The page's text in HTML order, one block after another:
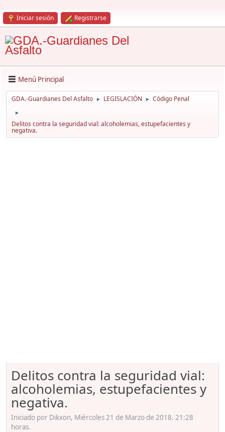
Iniciar sesión Registrarse
Menú Principal
GDA.-Guardianes Del Asfalto ► LEGISLACIÓN ► Código Penal
►
Delitos contra la seguridad vial: alcoholemias, estupefacientes y
negativa.
Delitos contra la seguridad vial:
alcoholemias, estupefacientes y
negativa.
Iniciado por Dikxon, Miércoles 21 de Marzo de 2018. 21:28
horas.